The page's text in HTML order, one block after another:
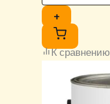
+
К сравнению